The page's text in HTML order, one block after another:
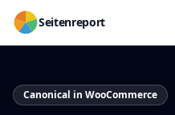
Seitenreport
Canonical in WooCommerce